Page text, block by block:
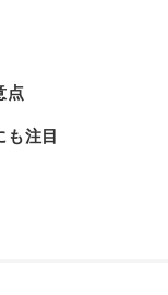
点
注目